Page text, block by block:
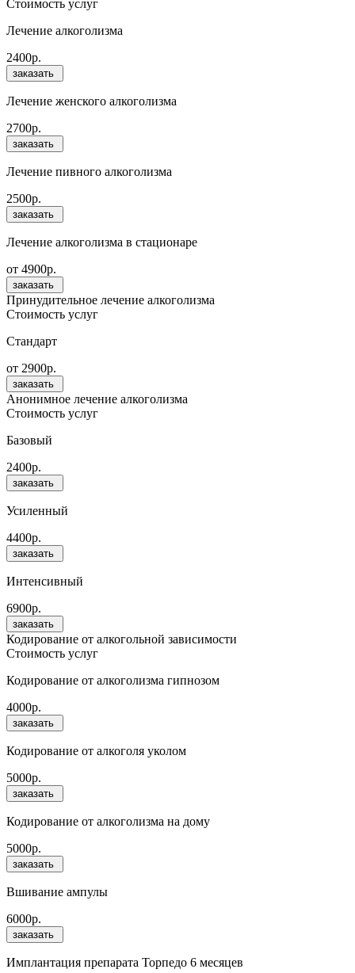
Стоимость услуг
Лечение алкоголизма
2400р.
заказать
Лечение женского алкоголизма
2700р.
заказать
Лечение пивного алкоголизма
2500р.
заказать
Лечение алкоголизма в стационаре
от 4900р.
заказать
Принудительное лечение алкоголизма
Стоимость услуг
Стандарт
от 2900р.
заказать
Анонимное лечение алкоголизма
Стоимость услуг
Базовый
2400р.
заказать
Усиленный
4400р.
заказать
Интенсивный
6900р.
заказать
Кодирование от алкогольной зависимости
Стоимость услуг
Кодирование от алкоголизма гипнозом
4000р.
заказать
Кодирование от алкоголя уколом
5000р.
заказать
Кодирование от алкоголизма на дому
5000р.
заказать
Вшивание ампулы
6000р.
заказать
Имплантация препарата Торпедо 6 месяцев